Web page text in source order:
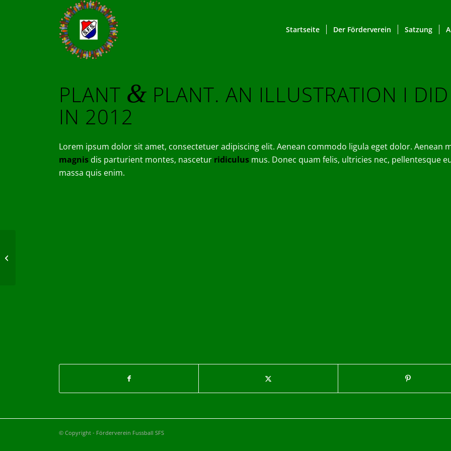
Startseite Der Förderverein Satzung
PLANT & PLANT. AN ILLUSTRATION I
IN 2012
Lorem ipsum dolor sit amet, consectetuer adipiscing elit. Aenean commodo ligula eget dolor. Aenean
magnisdis parturient montes, nascetur ridiculus mus. Donec quam felis, ultricies nec, pellentesque
massa quis enim.
© Copyright - Förderverein Fussball SFS